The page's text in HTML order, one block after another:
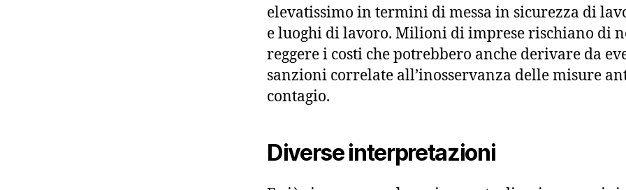
elevatissimo in termini di messa in sicurezza di
e luoghi di lavoro. Milioni di imprese rischiano di
reggere i costi che potrebbero anche derivare da
sanzioni correlate all’inosservanza delle misure
contagio.
Diverse interpretazioni